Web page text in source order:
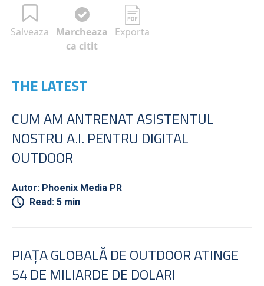
Salveaza
Marcheaza
ca citit
Exporta
THE LATEST
CUM AM ANTRENAT ASISTENTUL
NOSTRU A.I. PENTRU DIGITAL
OUTDOOR
Autor: Phoenix Media PR
Read: 5 min
PIAȚA GLOBALĂ DE OUTDOOR ATINGE
54 DE MILIARDE DE DOLARI